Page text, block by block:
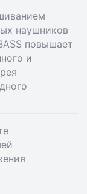
наушников
повышает
и